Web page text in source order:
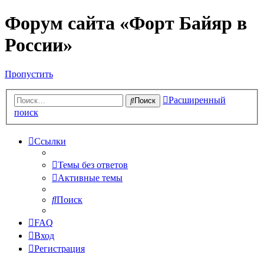
Форум сайта «Форт Байяр в
России»
Пропустить
Поиск
Расширенный
поиск
Ссылки
Темы без ответов
Активные темы
Поиск
FAQ
Вход
Регистрация